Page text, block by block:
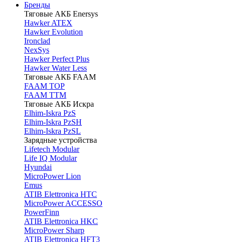
Бренды
Тяговые АКБ Enersys
Hawker ATEX
Hawker Evolution
Ironclad
NexSys
Hawker Perfect Plus
Hawker Water Less
Тяговые АКБ FAAM
FAAM TOP
FAAM TTM
Тяговые АКБ Искра
Elhim-Iskra PzS
Elhim-Iskra PzSH
Elhim-Iskra PzSL
Зарядные устройства
Lifetech Modular
Life IQ Modular
Hyundai
MicroPower Lion
Emus
ATIB Elettronica HTC
MicroPower ACCESSO
PowerFinn
ATIB Elettronica HKC
MicroPower Sharp
ATIB Elettronica HFT3